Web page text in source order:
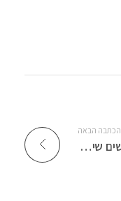
הכתבה הבאה
מ-35 מנדטים לאחוז החסימה: מי הם האנשים שיצביעו גם הפעם לכחול לבן?